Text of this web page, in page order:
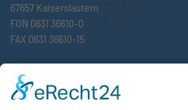
67657 Kaiserslautern
FON 0631 36610-0
FAX 0631 36610-15